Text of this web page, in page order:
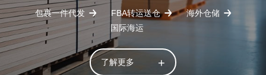
包裹一件代发 FBA转运送仓
海外仓储
国际海运
了解更多